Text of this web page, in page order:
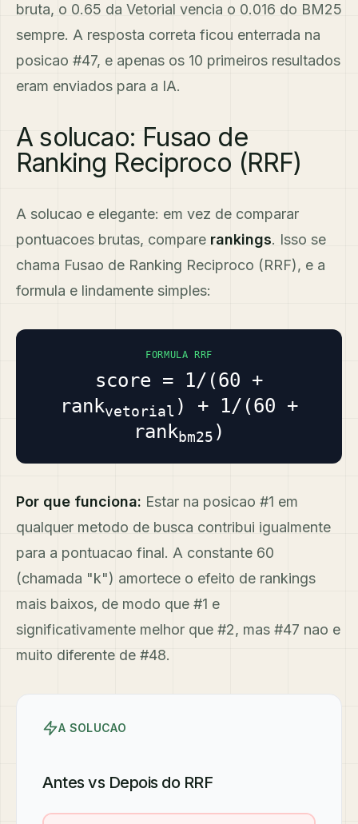
bruta, o 0.65 da Vetorial vencia o 0.016 do BM25
sempre. A resposta correta ficou enterrada na
posicao #47, e apenas os 10 primeiros resultados
eram enviados para a IA.
A solucao: Fusao de
Ranking Reciproco (RRF)
A solucao e elegante: em vez de comparar
pontuacoes brutas, compare rankings. Isso se
chama Fusao de Ranking Reciproco (RRF), e a
formula e lindamente simples:
FORMULA RRF
score = 1/(60 +
rankvetorial ) + 1/(60 +
rankbm25 )
Por que funciona: Estar na posicao #1 em
qualquer metodo de busca contribui igualmente
para a pontuacao final. A constante 60
(chamada "k") amortece o efeito de rankings
mais baixos, de modo que #1 e
significativamente melhor que #2, mas #47 nao e
muito diferente de #48.
A SOLUCAO
Antes vs Depois do RRF